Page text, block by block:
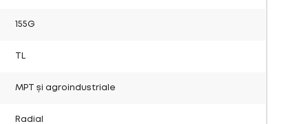
155G
MPT și agroindustriale
Radial